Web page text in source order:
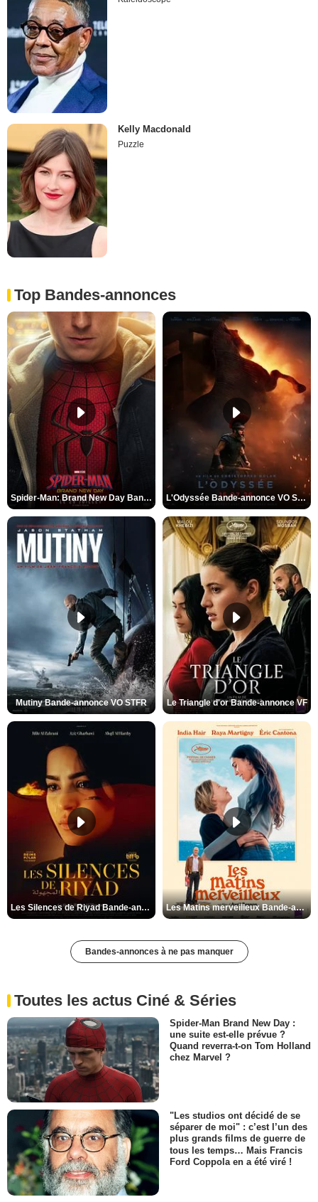
Kelly Macdonald
Puzzle
Top Bandes-annonces
Spider-Man: Brand New Day Bande-annonce VO STFR L'Odyssée Bande-annonce VO STFR
Mutiny Bande-annonce VO STFR Le Triangle d'or Bande-annonce VF
Les Silences de Riyad Bande-annonce VO STFR Les Matins merveilleux Bande-annonce VF
Bandes-annonces à ne pas manquer
Toutes les actus Ciné & Séries
Spider-Man Brand New Day :
une suite est-elle prévue ?
Quand reverra-t-on Tom Holland
chez Marvel ?
"Les studios ont décidé de se
séparer de moi" : c’est l’un des
plus grands films de guerre de
tous les temps… Mais Francis
Ford Coppola en a été viré !